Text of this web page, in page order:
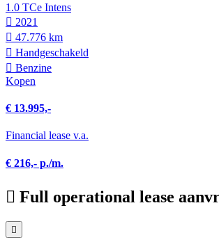
1.0 TCe Intens
2021
47.776 km
Hand­geschakeld
Benzine
Kopen
€ 13.995,-
Financial lease v.a.
€ 216,- p./m.
Full operational lease